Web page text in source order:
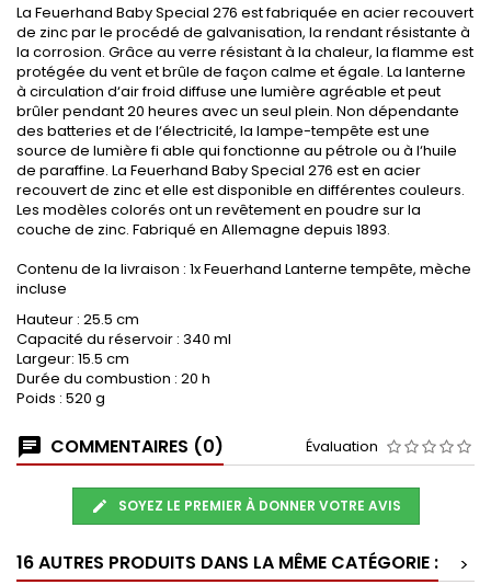
La Feuerhand Baby Special 276 est fabriquée en acier recouvert
de zinc par le procédé de galvanisation, la rendant résistante à
la corrosion. Grâce au verre résistant à la chaleur, la flamme est
protégée du vent et brûle de façon calme et égale. La lanterne
à circulation d‘air froid diffuse une lumière agréable et peut
brûler pendant 20 heures avec un seul plein. Non dépendante
des batteries et de l‘électricité, la lampe-tempête est une
source de lumière fi able qui fonctionne au pétrole ou à l‘huile
de paraffine. La Feuerhand Baby Special 276 est en acier
recouvert de zinc et elle est disponible en différentes couleurs.
Les modèles colorés ont un revêtement en poudre sur la
couche de zinc. Fabriqué en Allemagne depuis 1893.
Contenu de la livraison : 1x Feuerhand Lanterne tempête, mèche
incluse
Hauteur : 25.5 cm
Capacité du réservoir : 340 ml
Largeur: 15.5 cm
Durée du combustion : 20 h
Poids : 520 g
COMMENTAIRES (0) Évaluation
SOYEZ LE PREMIER À DONNER VOTRE AVIS
16 AUTRES PRODUITS DANS LA MÊME CATÉGORIE :
>